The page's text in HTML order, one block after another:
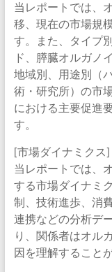
当レポートでは、
移、現在の市場規
す。また、タイプ
ド、膵臓オルガノ
地域別、用途別（
術・研究所）の市
における主要促進
す。
[市場ダイナミクス]
当レポートでは、
する市場ダイナミ
制、技術進歩、消
連携などの分析デ
り、関係者はオル
因を理解すること